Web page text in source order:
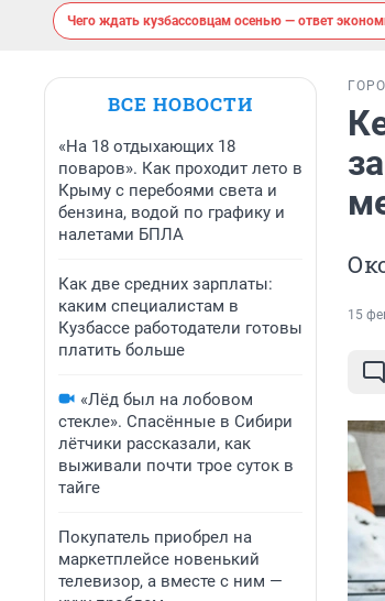
Чего ждать кузбассовцам осенью — ответ
ВСЕ НОВОСТИ
«На 18 отдыхающих 18
поваров». Как проходит лето в
Крыму с перебоями света и
бензина, водой по графику и
налетами БПЛА
Как две средних зарплаты:
каким специалистам в
Кузбассе работодатели готовы
платить больше
«Лёд был на лобовом
стекле». Спасённые в Сибири
лётчики рассказали, как
выживали почти трое суток в
тайге
Покупатель приобрел на
маркетплейсе новенький
телевизор, а вместе с ним —
15